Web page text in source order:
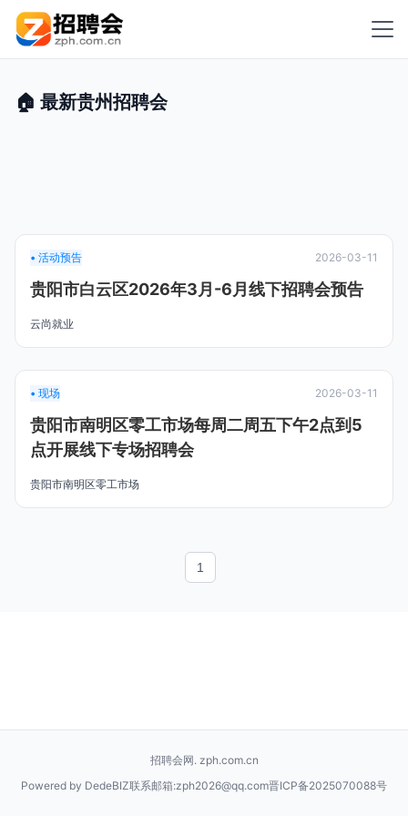
🏠 最新贵州招聘会
• 活动预告 2026-03-11
贵阳市白云区2026年3月-6月线下招聘会预告
云尚就业
• 现场 2026-03-11
贵阳市南明区零工市场每周二周五下午2点到5
点开展线下专场招聘会
贵阳市南明区零工市场
1
招聘会网. zph.com.cn
Powered by DedeBIZ联系邮箱:zph2026@qq.com晋ICP备2025070088号